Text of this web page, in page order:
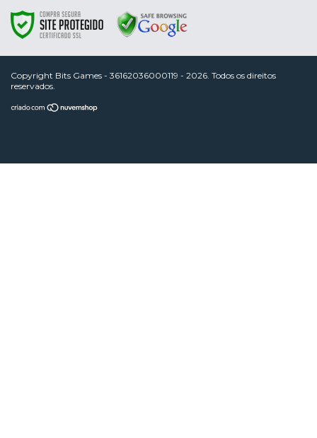
Copyright Bits Games - 36162036000119 - 2026. Todos os direitos
reservados.